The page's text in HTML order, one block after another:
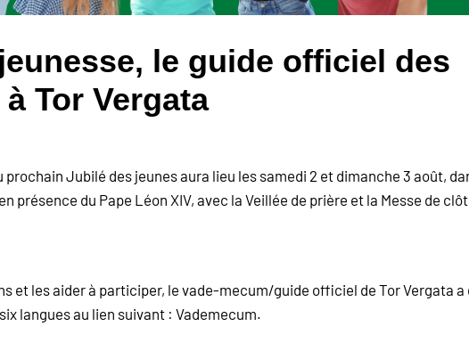
le guide officiel des
Tor Vergata
Jubilé des jeunes aura lieu les samedi 2 et dimanche 3 août,
présence du Pape Léon XIV, avec la Veillée de prière et la Messe de
et les aider à participer, le vade-mecum/guide officiel de Tor Vergata a
langues au lien suivant : Vademecum.